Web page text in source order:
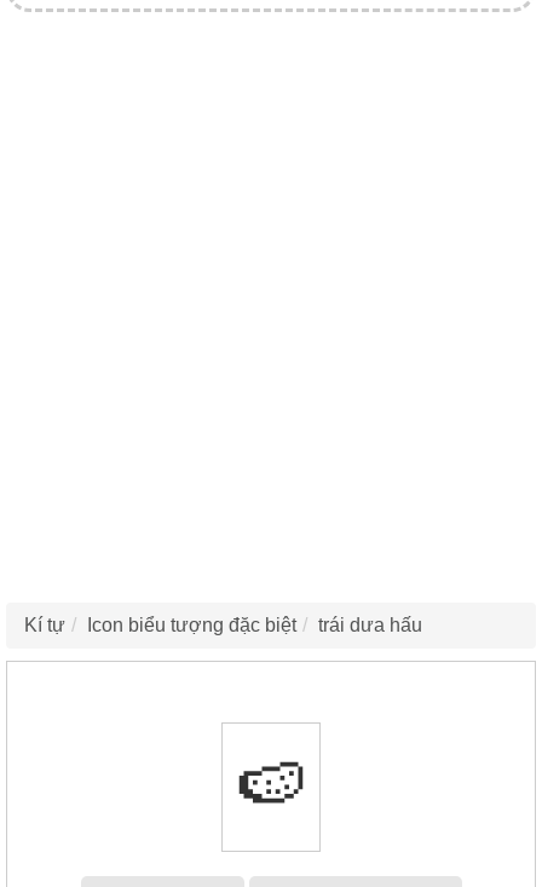
Kí tự Icon biểu tượng đặc biệt trái dưa hấu
🍉